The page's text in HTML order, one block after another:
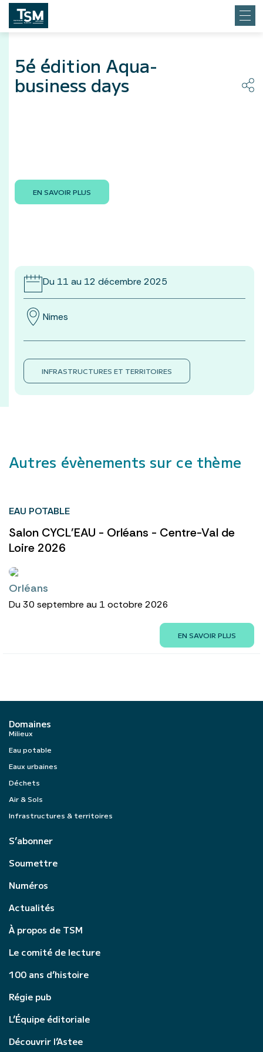
5é édition Aqua-
business days
EN SAVOIR PLUS
Du 11 au 12 décembre 2025
Nimes
INFRASTRUCTURES ET TERRITOIRES
Autres évènements sur ce thème
EAU POTABLE
Salon CYCL'EAU - Orléans - Centre-Val de
Loire 2026
Orléans
Du 30 septembre au 1 octobre 2026
EN SAVOIR PLUS
Domaines
Milieux
Eau potable
Eaux urbaines
Déchets
Air & Sols
Infrastructures & territoires
S’abonner
Soumettre
Numéros
Actualités
À propos de TSM
Le comité de lecture
100 ans d’histoire
Régie pub
L’Équipe éditoriale
Découvrir l’Astee